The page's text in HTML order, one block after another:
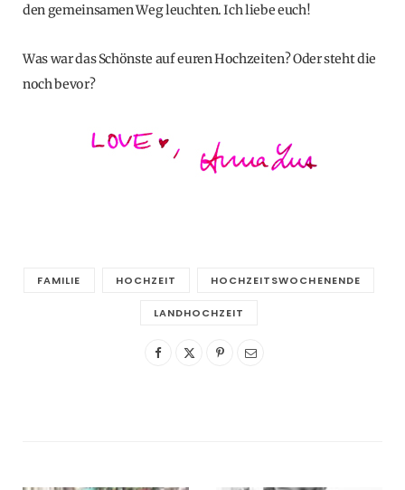
den gemeinsamen Weg leuchten. Ich liebe euch!
Was war das Schönste auf euren Hochzeiten? Oder steht die
noch bevor?
FAMILIE HOCHZEIT HOCHZEITSWOCHENENDE
LANDHOCHZEIT